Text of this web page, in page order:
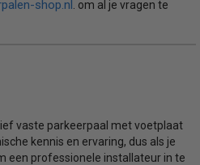
shop.nl . om al je vragen te
vaste parkeerpaal met voetplaat
kennis en ervaring, dus als je
een professionele installateur in te